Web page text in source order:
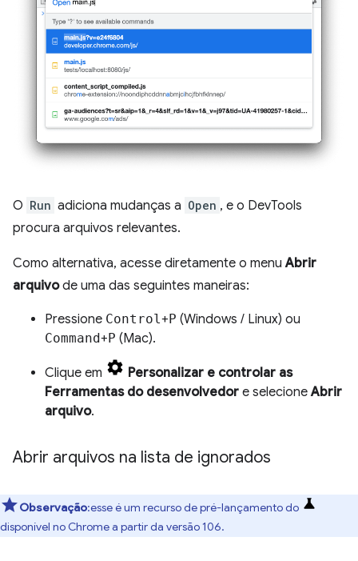
O Run adiciona mudanças a Open , e o DevTools
procura arquivos relevantes.
Como alternativa, acesse diretamente o menuAbrir
arquivode uma das seguintes maneiras:
Pressione Control +P (Windows / Linux) ou
Command+P (Mac).
Clique em
Personalizar e controlar as
Ferramentas do desenvolvedor e selecioneAbrir
arquivo.
Abrir arquivos na lista de ignorados
Observação:esse é um recurso de pré-lançamento do
disponível no Chrome a partir da versão 106.